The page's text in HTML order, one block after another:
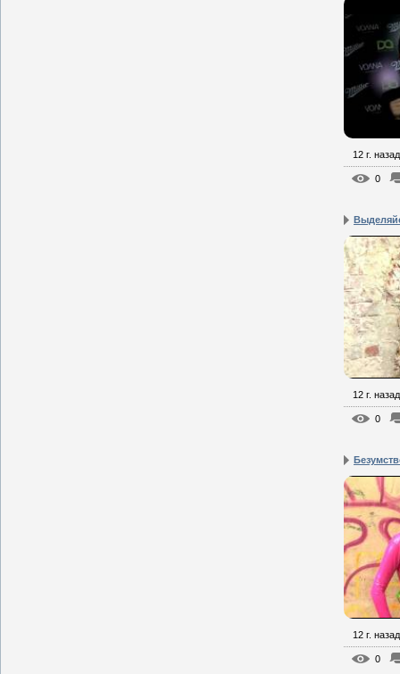
12 г. назад
0
12 г. назад
0
12 г. назад
0